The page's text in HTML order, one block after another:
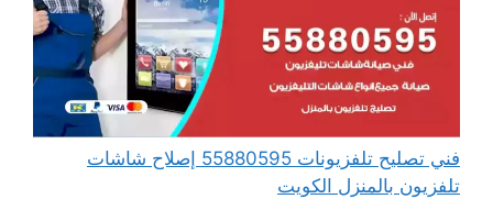
فني تصليح تلفزيونات 55880595 إصلاح شاشات
تلفزيون بالمنزل الكويت